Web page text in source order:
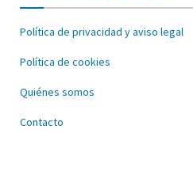
Política de privacidad y aviso legal
Política de cookies
Quiénes somos
Contacto